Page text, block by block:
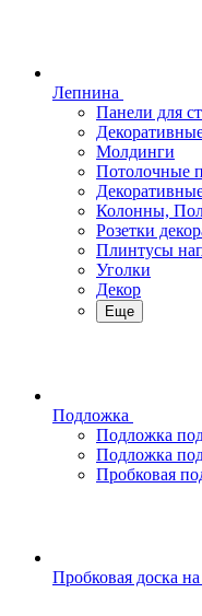
Лепнина
Панели для
Молдинги
Потолочные
Колонны,
Розетки
Плинтусы
Уголки
Декор
Еще
Подложка
Подложка
Подложка
Пробковая
Пробковая доска